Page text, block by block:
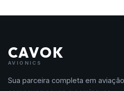
CAVOK
AVIONICS
Sua parceira completa em